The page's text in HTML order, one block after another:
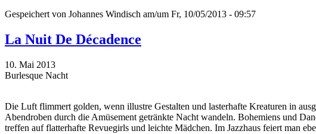
Gespeichert von Johannes Windisch am/um Fr, 10/05/2013 - 09:57
La Nuit De Décadence
10. Mai 2013
Burlesque Nacht
Die Luft flimmert golden, wenn illustre Gestalten und lasterhafte Kreaturen in
Abendroben durch die Amüsement getränkte Nacht wandeln. Bohemiens und
treffen auf flatterhafte Revuegirls und leichte Mädchen. Im Jazzhaus feiert man